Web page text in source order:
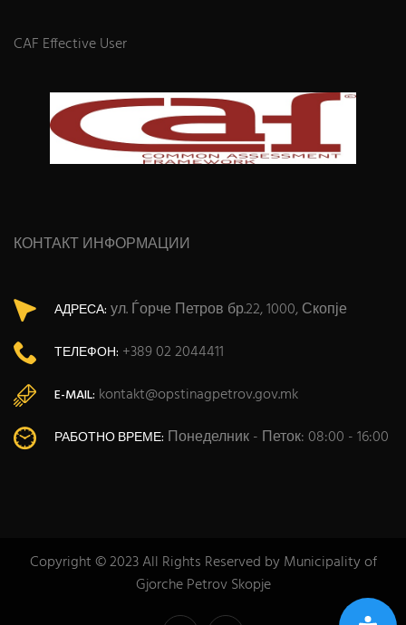
CAF Effective User
КОНТАКТ ИНФОРМАЦИИ
АДРЕСА: ул. Ѓорче Петров бр.22, 1000, Скопје
ТЕЛЕФОН: +389 02 2044411
E-MAIL: kontakt@opstinagpetrov.gov.mk
РАБОТНО ВРЕМЕ: Понеделник - Петок: 08:00 - 16:00
Copyright © 2023 All Rights Reserved by Municipality of
Gjorche Petrov Skopje